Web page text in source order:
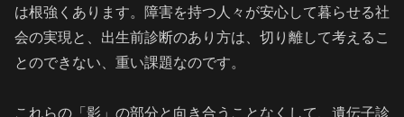
は根強くあります。障害を持つ人々が安心して暮らせる社
会の実現と、出生前診断のあり方は、切り離して考えるこ
とのできない、重い課題なのです。
これらの「影」の部分と向き合うことなくして、遺伝子診